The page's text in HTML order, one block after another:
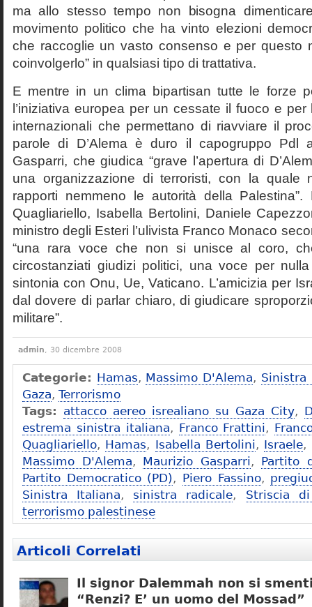
ma allo stesso tempo non bisogna
movimento politico che ha vinto elezioni
che raccoglie un vasto consenso e per questo
coinvolgerlo” in qualsiasi tipo di trattativa.
E mentre in un clima bipartisan tutte le forze
l’iniziativa europea per un cessate il fuoco e per
internazionali che permettano di riavviare il
parole di D’Alema è duro il capogruppo Pdl
Gasparri, che giudica “grave l’apertura di
una organizzazione di terroristi, con la quale
rapporti nemmeno le autorità della
Quagliariello, Isabella Bertolini, Daniele
ministro degli Esteri l’ulivista Franco Monaco
“una rara voce che non si unisce al coro,
circostanziati giudizi politici, una voce per
sintonia con Onu, Ue, Vaticano. L’amicizia per
dal dovere di parlar chiaro, di giudicare
militare”.
admin, 30 dicembre 2008
Categorie: Hamas, Massimo D'Alema, Sinistra
Gaza, Terrorismo
Tags: attacco aereo isrealiano su Gaza City,
estrema sinistra italiana, Franco Frattini,
Quagliariello, Hamas, Isabella Bertolini, Israele,
Massimo D'Alema, Maurizio Gasparri, Partito
Partito Democratico (PD), Piero Fassino,
Sinistra Italiana, sinistra radicale, Striscia
terrorismo palestinese
Articoli Correlati
Il signor Dalemmah non si
“Renzi? E’ un uomo del Mossad”